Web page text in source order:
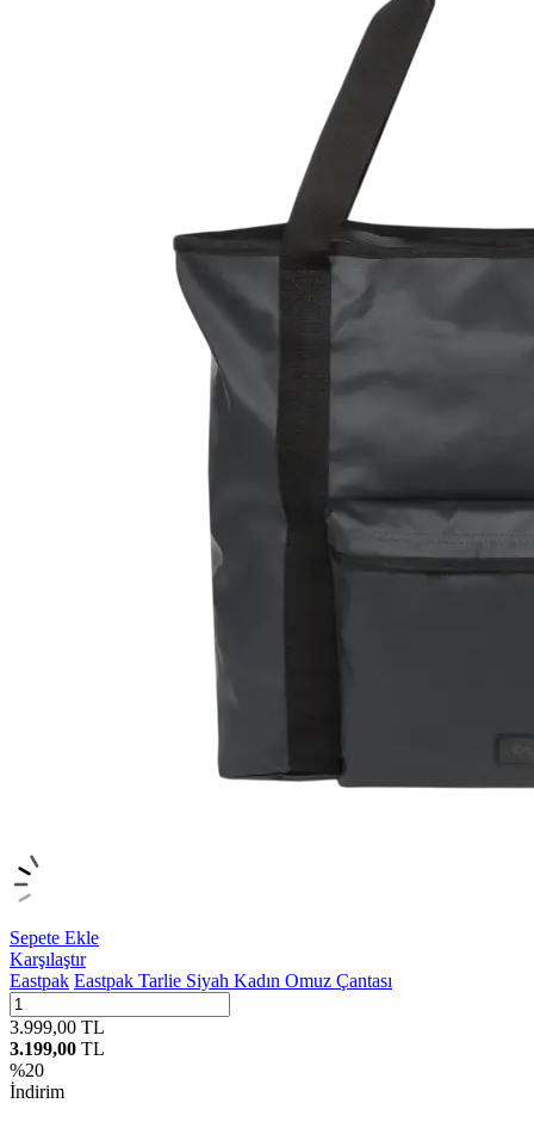
Sepete Ekle
Karşılaştır
Eastpak Eastpak Tarlie Siyah Kadın Omuz Çantası
3.999,00 TL
3.199,00 TL
%20
İndirim